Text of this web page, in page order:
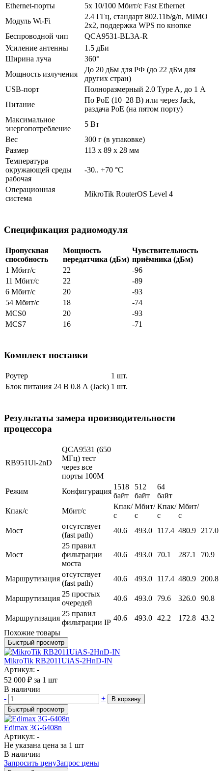
Ethernet-порты
5х 10/100 Мбит/с Fast Ethernet
Модуль Wi-Fi
2.4 ГГц, стандарт 802.11b/g/n, MIMO
2x2, поддержка WPS по кнопке
Беспроводной чип
QCA9531-BL3A-R
Усиление антенны
1.5 дБи
Ширина луча
360°
Мощность излучения
До 20 дБм для РФ (до 22 дБм для
других стран)
USB-порт
Полноразмерный 2.0 Type A, до 1 А
Питание
По PoE (10–28 В) или через Jack,
раздача PoE (на пятом порту)
Максимальное
энергопотребление
5 Вт
Вес
300 г (в упаковке)
Размер
113 x 89 x 28 мм
Температура
окружающей среды
рабочая
-30.. +70 °C
Операционная
система
MikroTik RouterOS Level 4
Спецификация радиомодуля
Пропускная
способность
Мощность
передатчика (дБм)
Чувствительность
приёмника (дБм)
1 Мбит/с
22
-96
11 Мбит/с
22
-89
6 Мбит/с
20
-93
54 Мбит/с
18
-74
MCS0
20
-93
MCS7
16 -71
Комплект поставки
Роутер
1 шт.
Блок питания 24 В 0.8 А (Jack) 1 шт.
Результаты замера производительности
процессора
RB951Ui-2nD
QCA9531 (650
МГц) тест
через все
порты 100M
Режим
Конфигурация
1518
байт
512
байт
64
байт
Кпак/с
Мбит/с
Кпак/
с
Мбит/
с
Кпак/
с
Мбит/
с
Мост
отсутствует
(fast path)
40.6 493.0 117.4 480.9 217.0
Мост
25 правил
фильтрации
моста
40.6 493.0 70.1 287.1 70.9
Маршрутизация
отсутствует
(fast path)
40.6 493.0 117.4 480.9 200.8
Маршрутизация
25 простых
очередей
40.6 493.0 79.6 326.0 90.8
Маршрутизация
25 правил
фильтрации IP
40.6 493.0 42.2 172.8 43.2
Похожие товары
Быстрый просмотр
MikroTik RB2011UiAS-2HnD-IN
Артикул: -
52 000 ₽ за 1 шт
В наличии
-
+
В корзину
Быстрый просмотр
Edimax 3G-6408n
Артикул: -
Не указана цена за 1 шт
В наличии
Запросить ценуЗапрос цены